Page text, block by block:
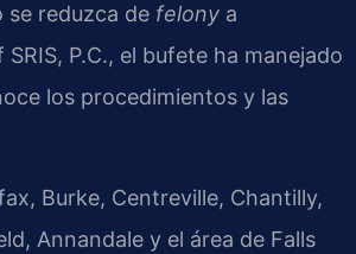
se reduzca de felony a
P.C., el bufete ha manejado
los procedimientos y las
Burke, Centreville, Chantilly,
Annandale y el área de Falls